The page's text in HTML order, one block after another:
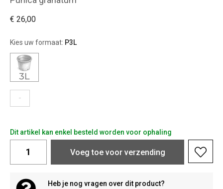
€ 26,00
Kies uw formaat: P3L
-
Dit artikel kan enkel besteld worden voor ophaling
Voeg toe voor verzending
Heb je nog vragen over dit product?